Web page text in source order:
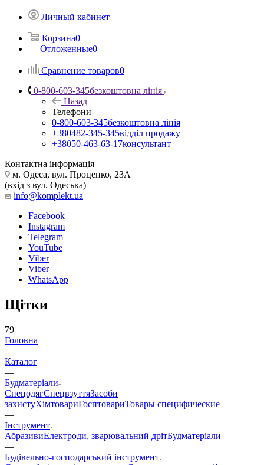
Личный кабинет
Корзина0
Отложенные0
Сравнение товаров0
0-800-603-345безкоштовна лінія
Назад
Телефони
0-800-603-345безкоштовна лінія
+380482-345-345відділ продажу
+38050-463-63-17консультант
Контактна інформація
м. Одеса, вул. Проценко, 23А
(вхід з вул. Одеська)
info@komplekt.ua
Facebook
Instagram
Telegram
YouTube
Viber
Viber
WhatsApp
Щітки
79
Головна
—
Каталог
—
Будматеріали
СпецодягСпецвзуттяЗасоби
захистуХімтовариГосптовариТовары специфические
—
Інструмент
АбразивиЕлектроди, зварювальний дрітБудматеріали
—
Будівельно-господарський інструмент